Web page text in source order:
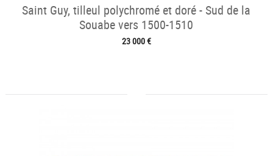
Saint Guy, tilleul polychromé et doré - Sud de la
Souabe vers 1500-1510
23 000 €